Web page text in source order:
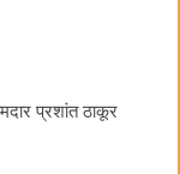
प्रशांत ठाकूर